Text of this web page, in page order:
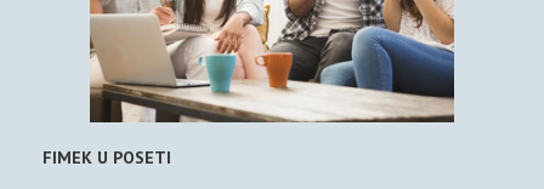
FIMEK U POSETI